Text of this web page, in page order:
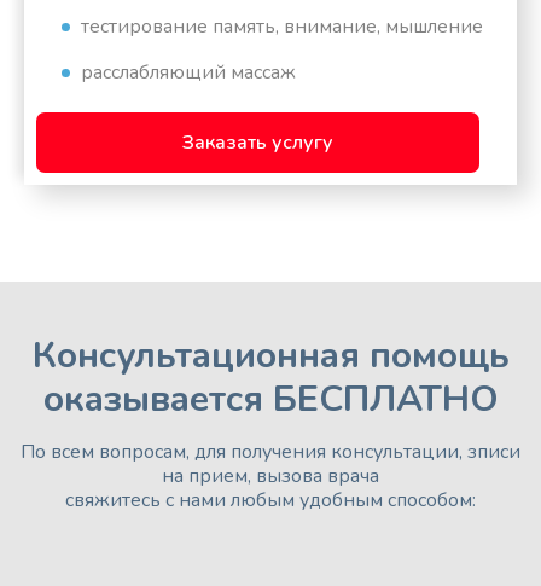
тестирование память, внимание, мышление
расслабляющий массаж
Заказать услугу
Консультационная помощь
оказывается БЕСПЛАТНО
По всем вопросам, для получения консультации, зписи
на прием, вызова врача
свяжитесь с нами любым удобным способом: